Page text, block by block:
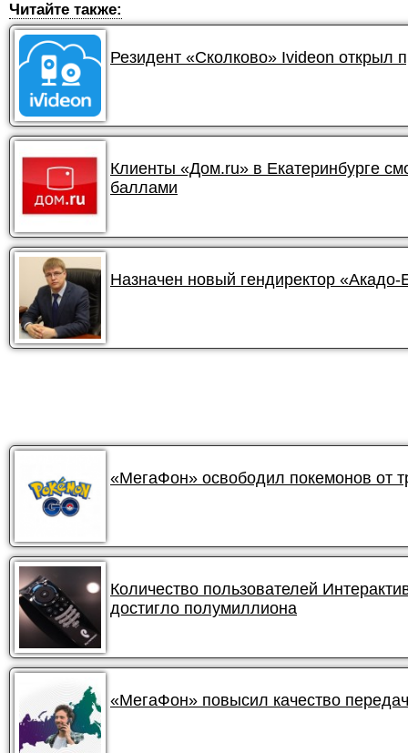
Читайте также:
Резидент «Сколково» Ivideon открыл
Клиенты «Дом.ru» в Екатеринбурге
баллами
Назначен новый гендиректор «Акадо-
«МегаФон» освободил покемонов от
Количество пользователей
достигло полумиллиона
«МегаФон» повысил качество